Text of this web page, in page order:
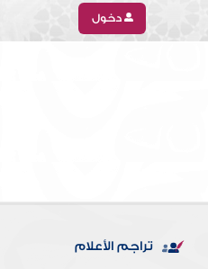
دخول
تراجم الأعلام